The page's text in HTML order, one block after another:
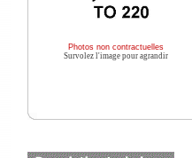
Photos non contractuelles
Survolez l'image pour agrandir